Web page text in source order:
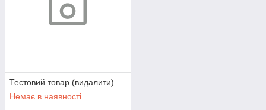
Тестовий товар (видалити)
Немає в наявності